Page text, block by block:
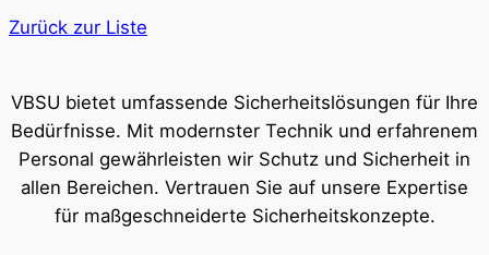
Zurück zur Liste
VBSU bietet umfassende Sicherheitslösungen für Ihre
Bedürfnisse. Mit modernster Technik und erfahrenem
Personal gewährleisten wir Schutz und Sicherheit in
allen Bereichen. Vertrauen Sie auf unsere Expertise
für maßgeschneiderte Sicherheitskonzepte.